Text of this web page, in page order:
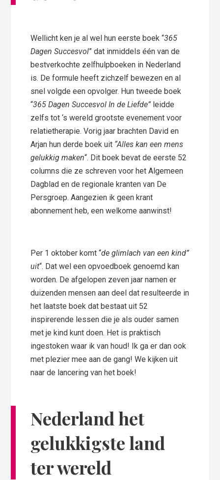
Wellicht ken je al wel hun eerste boek “365
Dagen Succesvol” dat inmiddels één van de
bestverkochte zelfhulpboeken in Nederland
is. De formule heeft zichzelf bewezen en al
snel volgde een opvolger. Hun tweede boek
“365 Dagen Succesvol In de Liefde” leidde
zelfs tot ‘s wereld grootste evenement voor
relatietherapie. Vorig jaar brachten David en
Arjan hun derde boek uit “Alles kan een mens
gelukkig maken“. Dit boek bevat de eerste 52
columns die ze schreven voor het Algemeen
Dagblad en de regionale kranten van De
Persgroep. Aangezien ik geen krant
abonnement heb, een welkome aanwinst!
Per 1 oktober komt “de glimlach van een kind”
uit“. Dat wel een opvoedboek genoemd kan
worden. De afgelopen zeven jaar namen er
duizenden mensen aan deel dat resulteerde in
het laatste boek dat bestaat uit 52
inspirerende lessen die je als ouder samen
met je kind kunt doen. Het is praktisch
ingestoken waar ik van houd! Ik ga er dan ook
met plezier mee aan de gang! We kijken uit
naar de lancering van het boek!
Nederland het
gelukkigste land
ter wereld